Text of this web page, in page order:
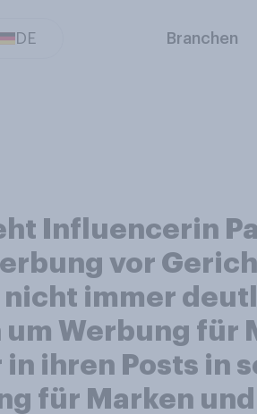
DE Branchen
Influencerin
vor
nicht immer
Werbung für
in ihren Posts in
für Marken